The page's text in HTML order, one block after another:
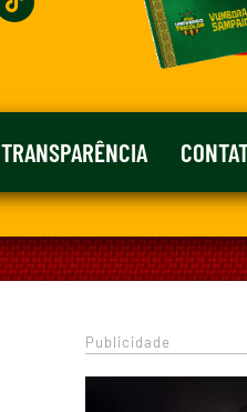
TRANSPARÊNCIA
Publicidade